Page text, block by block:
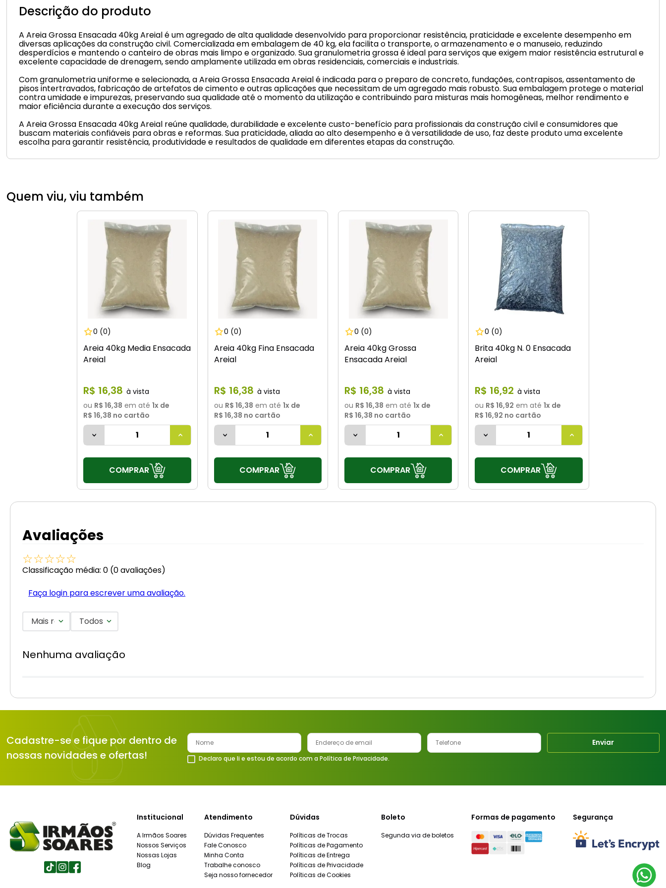
Descrição do produto
A Areia Grossa Ensacada 40kg Areial é um agregado de alta qualidade desenvolvido para proporcionar resistência, praticidade e excelente desempenho em
diversas aplicações da construção civil. Comercializada em embalagem de 40 kg, ela facilita o transporte, o armazenamento e o manuseio, reduzindo
desperdícios e mantendo o canteiro de obras mais limpo e organizado. Sua granulometria grossa é ideal para serviços que exigem maior resistência estrutural e
excelente capacidade de drenagem, sendo amplamente utilizada em obras residenciais, comerciais e industriais.
Com granulometria uniforme e selecionada, a Areia Grossa Ensacada Areial é indicada para o preparo de concreto, fundações, contrapisos, assentamento de
pisos intertravados, fabricação de artefatos de cimento e outras aplicações que necessitam de um agregado mais robusto. Sua embalagem protege o material
contra umidade e impurezas, preservando sua qualidade até o momento da utilização e contribuindo para misturas mais homogêneas, melhor rendimento e
maior eficiência durante a execução dos serviços.
A Areia Grossa Ensacada 40kg Areial reúne qualidade, durabilidade e excelente custo-benefício para profissionais da construção civil e consumidores que
buscam materiais confiáveis para obras e reformas. Sua praticidade, aliada ao alto desempenho e à versatilidade de uso, faz deste produto uma excelente
escolha para garantir resistência, produtividade e resultados de qualidade em diferentes etapas da construção.
Quem viu, viu também
0 (0)
Areia 40kg Media Ensacada
Areial
R$ 16,38
ou R$ 16,38 em até 1x de
R$ 16,38 no cartão
COMPRAR
0 (0)
Areia 40kg Fina Ensacada
Areial
R$ 16,38
ou R$ 16,38 em até 1x de
R$ 16,38 no cartão
COMPRAR
0 (0)
Areia 40kg Grossa
Ensacada Areial
R$ 16,38
ou R$ 16,38 em até 1x de
R$ 16,38 no cartão
COMPRAR
0 (0)
Brita 40kg N. 0 Ensacada
Areial
R$ 16,92
ou R$ 16,92 em até 1x de
R$ 16,92 no cartão
COMPRAR
Avaliações
☆☆☆☆☆
Classificação média: 0 (0 avaliações)
Faça login para escrever uma avaliação.
Mais recentesTodos
Nenhuma avaliação
Cadastre-se e fique por dentro de
nossas novidades e ofertas!
Enviar
Declaro que li e estou de acordo com a Política de Privacidade.
Institucional
A Irmãos Soares
Nossos Serviços
Nossas Lojas
Blog
Atendimento
Dúvidas Frequentes
Fale Conosco
Minha Conta
Trabalhe conosco
Seja nosso fornecedor
Dúvidas
Políticas de Trocas
Políticas de Pagamento
Políticas de Entrega
Políticas de Privacidade
Políticas de Cookies
Boleto
Segunda via de boletos
Formas de pagamento Segurança